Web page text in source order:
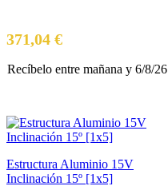
371,04 €Precio
Recíbelo entre mañana y 6/8/26
Estructura Aluminio 15V
Inclinación 15º [1x5]